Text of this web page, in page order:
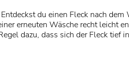
du einen Fleck nach
erneuten Wäsche recht leicht
dazu, dass sich der Fleck